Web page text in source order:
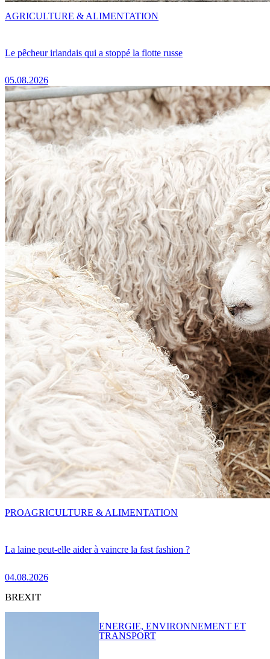
Le pêcheur irlandais qui a stoppé la flotte russe
05.08.2026
AGRICULTURE & ALIMENTATION
La laine peut-elle aider à vaincre la fast fashion ?
04.08.2026
PROAGRICULTURE & ALIMENTATION
BREXIT
ENERGIE, ENVIRONNEMENT ET
TRANSPORT